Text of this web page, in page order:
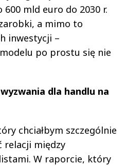
600 mld euro do 2030 r.
a mimo to
inwestycji –
po prostu się nie
dla handlu na
chciałbym szczególnie
relacji między
W raporcie, który